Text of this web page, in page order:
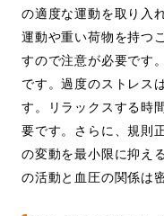
の適度な運動を取り入
運動や重い荷物を持つ
すので注意が必要です
です。過度のストレス
す。リラックスする時
要です。さらに、規則
の変動を最小限に抑え
の活動と血圧の関係は